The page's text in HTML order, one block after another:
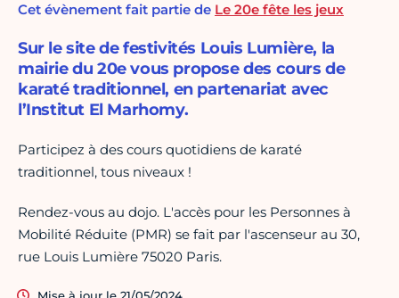
Cet évènement fait partie de Le 20e fête les jeux
Sur le site de festivités Louis Lumière, la
mairie du 20e vous propose des cours de
karaté traditionnel, en partenariat avec
l’Institut El Marhomy.
Participez à des cours quotidiens de karaté
traditionnel, tous niveaux !
Rendez-vous au dojo. L'accès pour les Personnes à
Mobilité Réduite (PMR) se fait par l'ascenseur au 30,
rue Louis Lumière 75020 Paris.